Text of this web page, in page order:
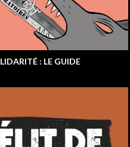
: LE GUIDE